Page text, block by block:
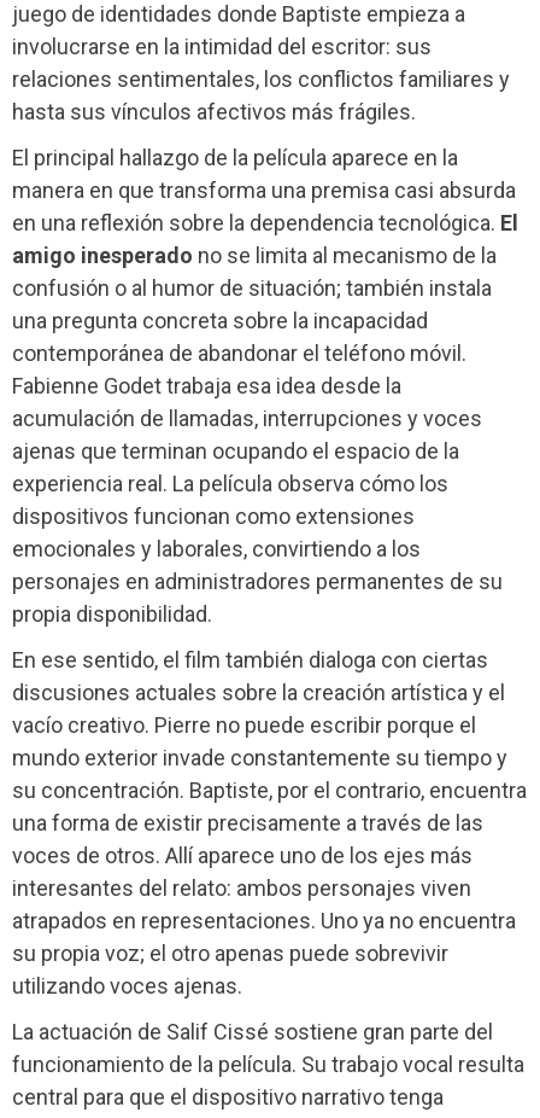
juego de identidades donde Baptiste empieza a
involucrarse en la intimidad del escritor: sus
relaciones sentimentales, los conflictos familiares y
hasta sus vínculos afectivos más frágiles.
El principal hallazgo de la película aparece en la
manera en que transforma una premisa casi absurda
en una reflexión sobre la dependencia tecnológica. El
amigo inesperado no se limita al mecanismo de la
confusión o al humor de situación; también instala
una pregunta concreta sobre la incapacidad
contemporánea de abandonar el teléfono móvil.
Fabienne Godet trabaja esa idea desde la
acumulación de llamadas, interrupciones y voces
ajenas que terminan ocupando el espacio de la
experiencia real. La película observa cómo los
dispositivos funcionan como extensiones
emocionales y laborales, convirtiendo a los
personajes en administradores permanentes de su
propia disponibilidad.
En ese sentido, el film también dialoga con ciertas
discusiones actuales sobre la creación artística y el
vacío creativo. Pierre no puede escribir porque el
mundo exterior invade constantemente su tiempo y
su concentración. Baptiste, por el contrario, encuentra
una forma de existir precisamente a través de las
voces de otros. Allí aparece uno de los ejes más
interesantes del relato: ambos personajes viven
atrapados en representaciones. Uno ya no encuentra
su propia voz; el otro apenas puede sobrevivir
utilizando voces ajenas.
La actuación de Salif Cissé sostiene gran parte del
funcionamiento de la película. Su trabajo vocal resulta
central para que el dispositivo narrativo tenga